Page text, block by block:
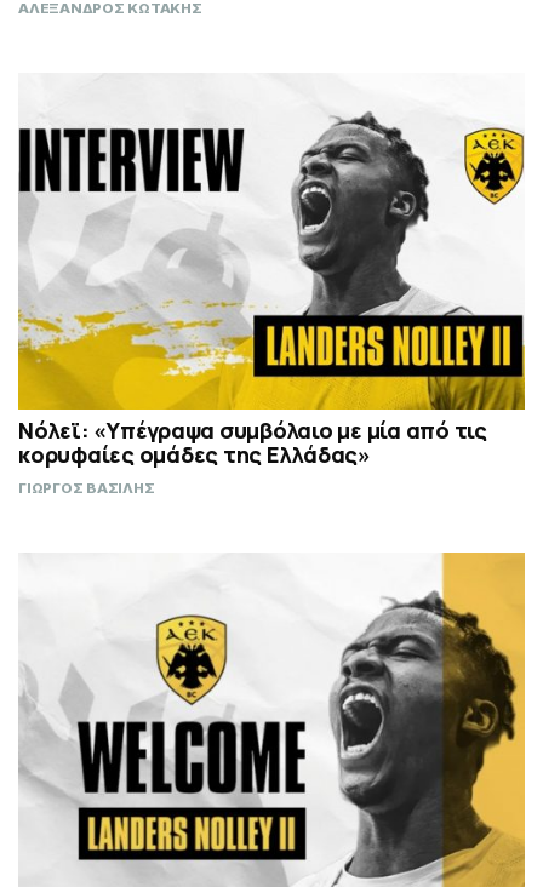
ΑΛΕΞΑΝΔΡΟΣ ΚΩΤΑΚΗΣ
Νόλεϊ: «Υπέγραψα συμβόλαιο με μία από τις
κορυφαίες ομάδες της Ελλάδας»
ΓΙΩΡΓΟΣ ΒΑΣΙΛΗΣ